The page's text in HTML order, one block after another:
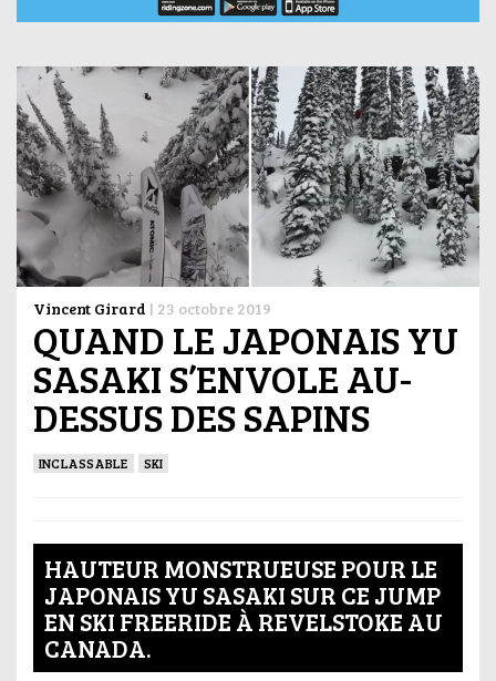
Vincent Girard | 23 octobre 2019
QUAND LE JAPONAIS YU
SASAKI S’ENVOLE AU-
DESSUS DES SAPINS
INCLASSABLE SKI
HAUTEUR MONSTRUEUSE POUR LE
JAPONAIS YU SASAKI SUR CE JUMP
EN SKI FREERIDE À REVELSTOKE AU
CANADA.